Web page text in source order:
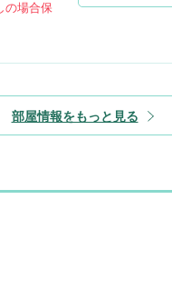
の場合保
部屋情報をもっと見る